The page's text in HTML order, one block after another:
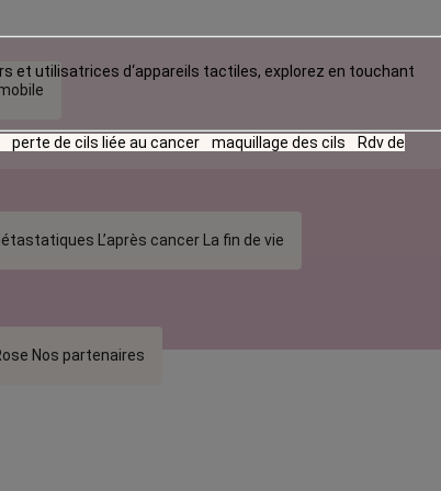
L’après cancer La fin de vie
Nos partenaires
et utilisatrices d‘appareils tactiles, explorez en touchant
perte de cils liée au cancer maquillage des cils
Rdv de